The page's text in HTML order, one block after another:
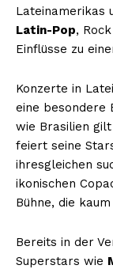
Lateinamerikas
Latin-Pop,
Einflüsse zu
Konzerte in
eine besondere
wie Brasilien
feiert seine
ihresgleichen
ikonischen
Bühne, die
Bereits in der
Superstars wie